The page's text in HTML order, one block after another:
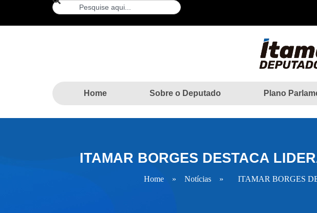
Home Sobre o Deputado Plano
ITAMAR BORGES DESTACA
Home » Notícias » ITAMAR BORGES